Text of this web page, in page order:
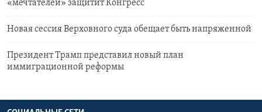
«мечтателей» защитит Конгресс
Новая сессия Верховного суда обещает быть напряженной
Президент Трамп представил новый план
иммиграционной реформы